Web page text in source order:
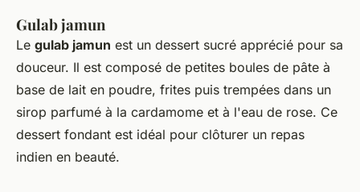
Gulab jamun
Le gulab jamun est un dessert sucré apprécié pour sa
douceur. Il est composé de petites boules de pâte à
base de lait en poudre, frites puis trempées dans un
sirop parfumé à la cardamome et à l'eau de rose. Ce
dessert fondant est idéal pour clôturer un repas
indien en beauté.